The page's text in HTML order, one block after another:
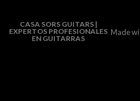
CASA SORS GUITARS |
EXPERTOS PROFESIONALES
EN GUITARRAS
Made